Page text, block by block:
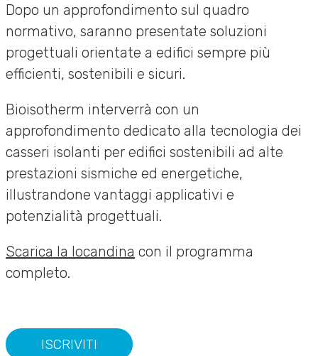
Dopo un approfondimento sul quadro
normativo, saranno presentate soluzioni
progettuali orientate a edifici sempre più
efficienti, sostenibili e sicuri.
Bioisotherm interverrà con un
approfondimento dedicato alla tecnologia dei
casseri isolanti per edifici sostenibili ad alte
prestazioni sismiche ed energetiche,
illustrandone vantaggi applicativi e
potenzialità progettuali.
Scarica la locandina con il programma
completo.
ISCRIVITI